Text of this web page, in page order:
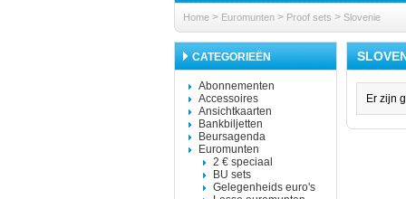
Home > Euromunten > Proof sets > Slovenie
CATEGORIEËN
Abonnementen
Accessoires
Ansichtkaarten
Bankbiljetten
Beursagenda
Euromunten
2 € speciaal
BU sets
Gelegenheids euro's
Er zijn